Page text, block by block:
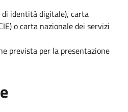
di identità digitale), carta
o carta nazionale dei servizi
prevista per la presentazione